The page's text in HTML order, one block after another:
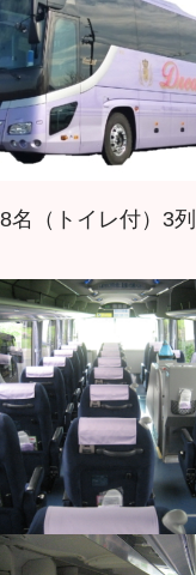
名（トイレ付）3